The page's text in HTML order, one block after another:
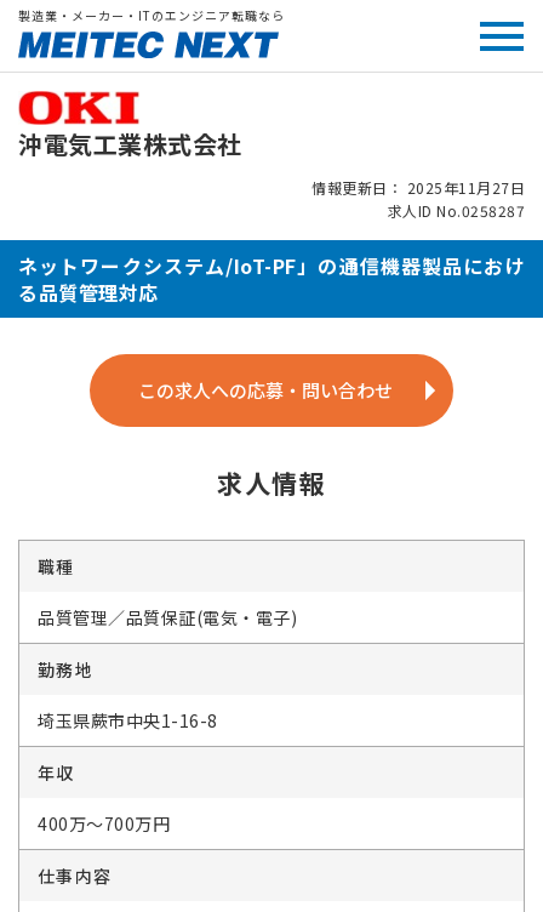
製造業・メーカー・ITのエンジニア転職なら
沖電気工業株式会社
情報更新日： 2025年11月27日
求人ID No.0258287
ネットワークシステム/IoT-PF」の通信機器製品におけ
る品質管理対応
この求人への応募・問い合わせ
求人情報
職種
品質管理／品質保証(電気・電子)
勤務地
埼玉県蕨市中央1-16-8
年収
400万～700万円
仕事内容